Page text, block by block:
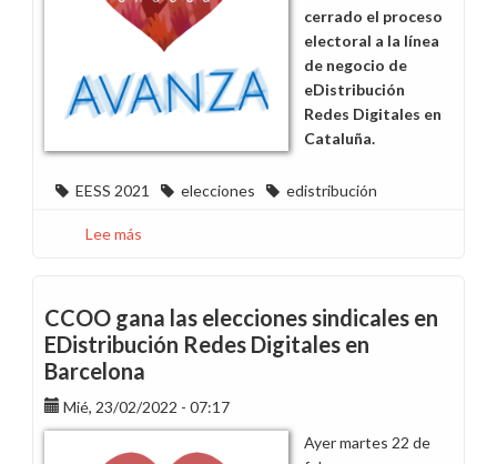
cerrado el proceso
electoral a la línea
de negocio de
eDistribución
Redes Digitales en
Cataluña.
EESS 2021 elecciones edistribución
Lee más
fuerza
sindical
en
eDistribución
Redes
Digitales
en
CCOO gana las elecciones sindicales en
EDistribución Redes Digitales en
Barcelona
Mié, 23/02/2022 - 07:17
Ayer martes 22 de